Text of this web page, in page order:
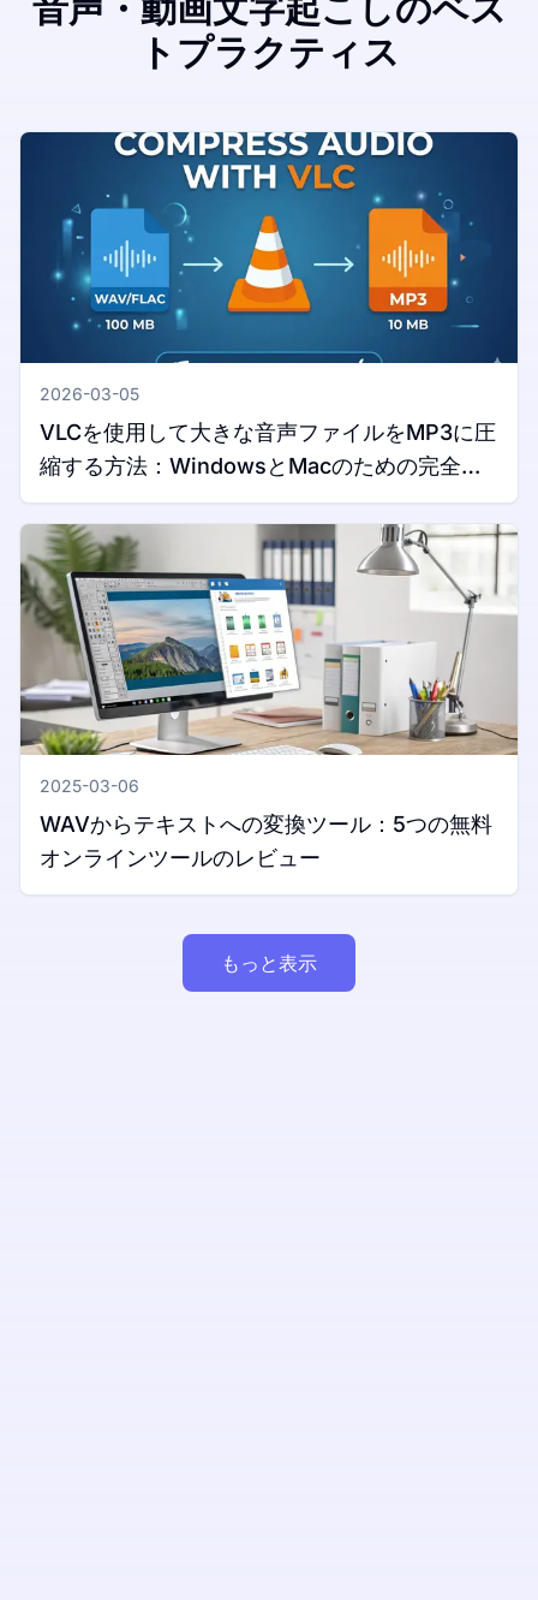
トプラクティス
2026-03-05
VLCを使用して大きな音声ファイルをMP3に圧
縮する方法：WindowsとMacのための完全ガ
イド
2025-03-06
WAVからテキストへの変換ツール：5つの無料
オンラインツールのレビュー
もっと表示